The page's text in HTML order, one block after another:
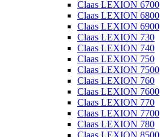
Claas LEXION 6700
Claas LEXION 6800
Claas LEXION 6900
Claas LEXION 730
Claas LEXION 740
Claas LEXION 750
Claas LEXION 7500
Claas LEXION 760
Claas LEXION 7600
Claas LEXION 770
Claas LEXION 7700
Claas LEXION 780
Claas LEXION 8500